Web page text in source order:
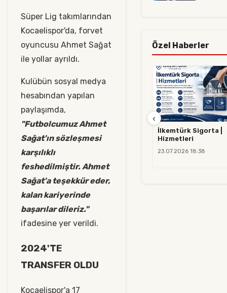
Süper Lig takımlarından
Kocaelispor'da, forvet
oyuncusu Ahmet Sağat
ile yollar ayrıldı.
Kulübün sosyal medya
hesabından yapılan
paylaşımda,
"Futbolcumuz Ahmet
Sağat'ın sözleşmesi
karşılıklı
feshedilmiştir. Ahmet
Sağat'a teşekkür eder,
kalan kariyerinde
başarılar dileriz."
ifadesine yer verildi.
2024'TE
TRANSFER OLDU
Kocaelispor'a 17
Özel Haberler
İlkemtürk Sigorta |
Hizmetleri
23.07.2026 18:38
‹